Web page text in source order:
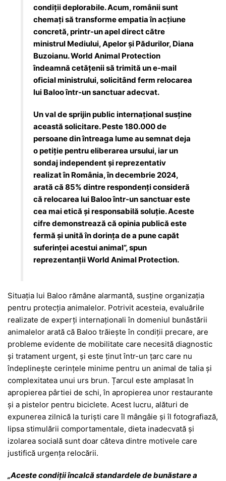
condiții deplorabile. Acum, românii sunt
chemați să transforme empatia în acțiune
concretă, printr-un apel direct către
ministrul Mediului, Apelor și Pădurilor, Diana
Buzoianu. World Animal Protection
îndeamnă cetățenii să trimită un e-mail
oficial ministrului, solicitând ferm relocarea
lui Baloo într-un sanctuar adecvat.
Un val de sprijin public internațional susține
această solicitare. Peste 180.000 de
persoane din întreaga lume au semnat deja
o petiție pentru eliberarea ursului, iar un
sondaj independent și reprezentativ
realizat în România, în decembrie 2024,
arată că 85% dintre respondenți consideră
că relocarea lui Baloo într-un sanctuar este
cea mai etică și responsabilă soluție. Aceste
cifre demonstrează că opinia publică este
fermă și unită în dorința de a pune capăt
suferinței acestui animal”, spun
reprezentanții World Animal Protection.
Situația lui Baloo rămâne alarmantă, susține organizația
pentru protecția animalelor. Potrivit acesteia, evaluările
realizate de experți internaționali în domeniul bunăstării
animalelor arată că Baloo trăiește în condiții precare, are
probleme evidente de mobilitate care necesită diagnostic
și tratament urgent, și este ținut într-un țarc care nu
îndeplinește cerințele minime pentru un animal de talia și
complexitatea unui urs brun. Țarcul este amplasat în
apropierea pârtiei de schi, în apropierea unor restaurante
și a pistelor pentru biciclete. Acest lucru, alături de
expunerea zilnică la turiști care îl mângâie și îl fotografiază,
lipsa stimulării comportamentale, dieta inadecvată și
izolarea socială sunt doar câteva dintre motivele care
justifică urgența relocării.
„Aceste condiții încalcă standardele de bunăstare a